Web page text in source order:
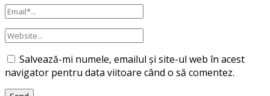
Salvează-mi numele, emailul și site-ul web în acest
navigator pentru data viitoare când o să comentez.